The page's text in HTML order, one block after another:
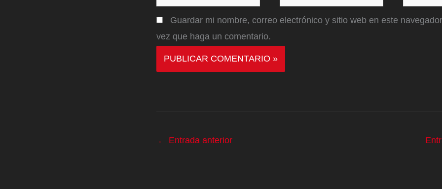
electrónico*
Guardar mi nombre, correo electrónico y sitio web en este
vez que haga un comentario.
← Entrada anterior